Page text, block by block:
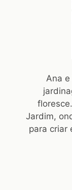
Ana
Jardim,
para criar